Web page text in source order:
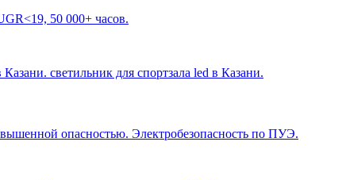
50 000+ часов.
светильник для спортзала led в Казани.
опасностью. Электробезопасность по ПУЭ.